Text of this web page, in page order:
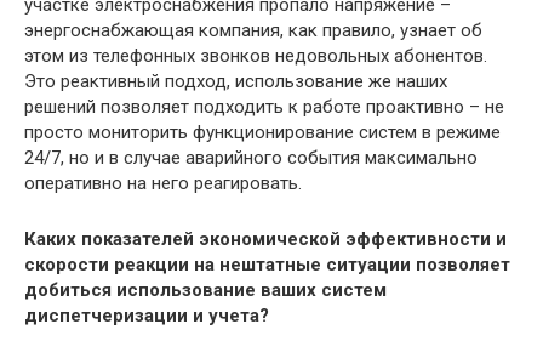
участке электроснабжения пропало напряжение –
энергоснабжающая компания, как правило, узнает об
этом из телефонных звонков недовольных абонентов.
Это реактивный подход, использование же наших
решений позволяет подходить к работе проактивно – не
просто мониторить функционирование систем в режиме
24/7, но и в случае аварийного события максимально
оперативно на него реагировать.
Каких показателей экономической эффективности и
скорости реакции на нештатные ситуации позволяет
добиться использование ваших систем
диспетчеризации и учета?